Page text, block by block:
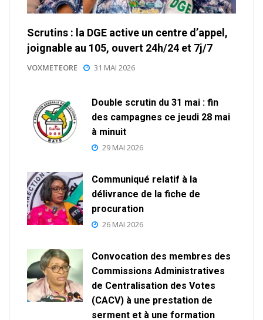
Scrutins : la DGE active un centre d’appel,
joignable au 105, ouvert 24h/24 et 7j/7
VOXMETEORE 31 MAI 2026
Double scrutin du 31 mai : fin
des campagnes ce jeudi 28 mai
à minuit
29 MAI 2026
Communiqué relatif à la
délivrance de la fiche de
procuration
26 MAI 2026
Convocation des membres des
Commissions Administratives
de Centralisation des Votes
(CACV) à une prestation de
serment et à une formation